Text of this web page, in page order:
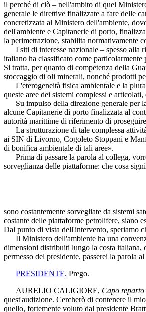
il perché di ciò – nell'ambito di quel
generale le direttive finalizzate a fare delle
concretizzata al Ministero dell'ambiente,
dell'ambiente e Capitanerie di porto,
la perimetrazione, stabilita normativamente
I siti di interesse nazionale – spesso alla
italiano ha classificato come
Si tratta, per quanto di competenza della
stoccaggio di oli minerali, nonché prodotti
L'eterogeneità fisica ambientale e la
queste aree dei sistemi complessi e
Su impulso della direzione generale per la
alcune Capitanerie di porto finalizzata al
autorità marittime di riferimento di
La strutturazione di tale complessa
ai SIN di Livorno, Cogoleto Stoppani e
di bonifica ambientale di tali aree».
Prima di passare la parola al collega,
sorveglianza delle piattaforme: che cosa
sono costantemente sorvegliate da sistemi
costante delle piattaforme petrolifere, siano
Dal punto di vista dell'intervento, speriamo
Il Ministero dell'ambiente ha una
dimensioni distribuiti lungo la costa italiana,
permesso del presidente, passerei la parola
PRESIDENTE. Prego.
AURELIO CALIGIORE, Capo
quest'audizione. Cercherò di contenere il
quello, fortemente voluto dal presidente